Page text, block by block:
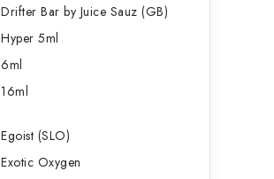
Drifter Bar by Juice Sauz (GB)
Hyper 5ml
6ml
16ml
Egoist (SLO)
Exotic Oxygen